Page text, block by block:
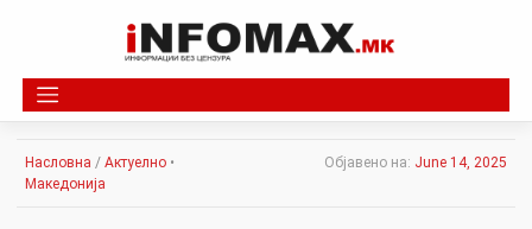
Насловна / Актуелно •
Македонија
Објавено на: June 14, 2025